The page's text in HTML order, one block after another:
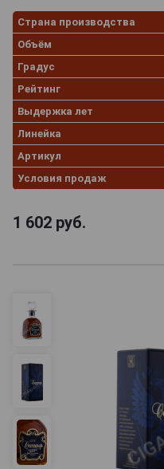
Страна производства
Объём
Градус
Рейтинг
Выдержка лет
Линейка
Артикул
Условия продаж
1 602 руб.